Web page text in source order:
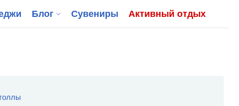
Блог Сувениры Активный отдых